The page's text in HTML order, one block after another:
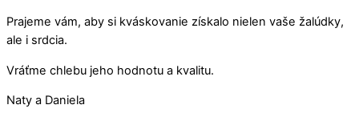
Prajeme vám, aby si kváskovanie získalo nielen vaše žalúdky,
ale i srdcia.
Vráťme chlebu jeho hodnotu a kvalitu.
Naty a Daniela